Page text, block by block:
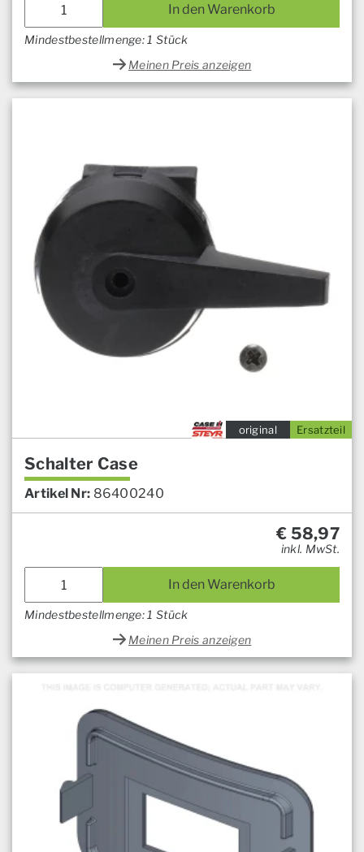
In den Warenkorb
Mindestbestellmenge: 1 Stück
Meinen Preis anzeigen
Ersatzteil
original
Schalter Case
Artikel Nr: 86400240
€ 58,97
inkl. MwSt.
In den Warenkorb
Mindestbestellmenge: 1 Stück
Meinen Preis anzeigen